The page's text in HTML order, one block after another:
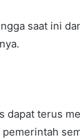
saat ini
dapat terus